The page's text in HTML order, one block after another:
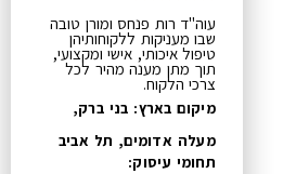
עוה"ד רות פנחס ומורן טובה
שבו מעניקות ללקוחותיהן
טיפול איכותי, אישי ומקצועי,
תוך מתן מענה מהיר לכל
צרכי הלקוח.
מיקום בארץ: בני ברק,
מעלה אדומים, תל אביב
תחומי עיסוק: